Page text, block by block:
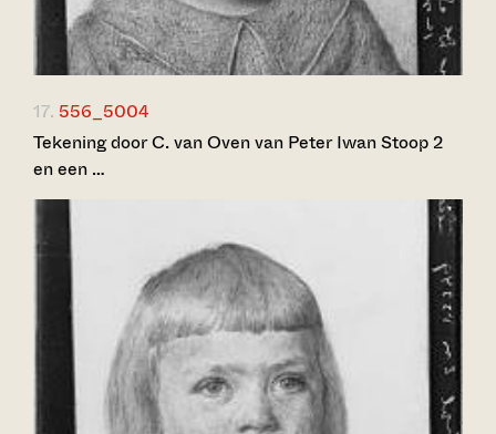
17. 556_5004
Tekening door C. van Oven van Peter Iwan Stoop 2
en een …